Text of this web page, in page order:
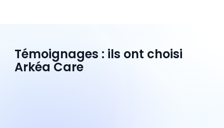
Témoignages : ils ont choisi
Arkéa Care